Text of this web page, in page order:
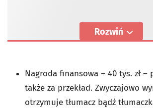
Rozwiń
Nagroda finansowa – 40 tys. zł –
także za przekład. Zwyczajowo
otrzymuje tłumacz bądź